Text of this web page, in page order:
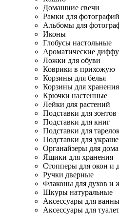
Домашние свечи
Рамки для фотографий
Альбомы для
Иконы
Глобусы настольные
Ароматические
Ложки для обуви
Коврики в прихожую
Корзины для белья
Корзины для хранения
Крючки настенные
Лейки для растений
Подставки для зонтов
Подставки для книг
Подставки для
Подставки для
Органайзеры для дома
Ящики для хранения
Стопперы для окон и
Ручки дверные
Флаконы для духов и
Шкуры натуральные
Аксессуары для
Аксессуары для